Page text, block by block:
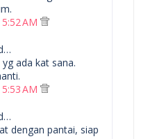
AM
ada kat sana.
AM
dengan pantai, siap